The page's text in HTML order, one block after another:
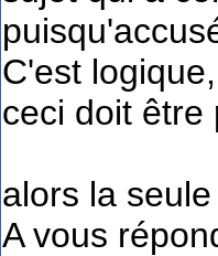
C'est
ceci doit être
alors la
A vous